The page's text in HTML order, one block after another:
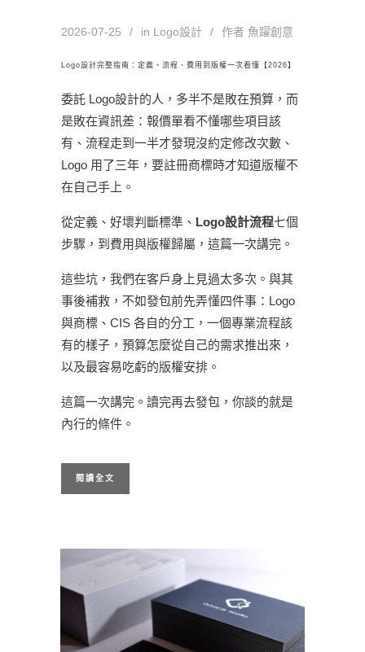
2026-07-25 in Logo設計 作者 魚躍創意
Logo設計完整指南：定義、流程、費用到版權一次看懂【2026】
委託 Logo設計的人，多半不是敗在預算，而
是敗在資訊差：報價單看不懂哪些項目該
有、流程走到一半才發現沒約定修改次數、
Logo 用了三年，要註冊商標時才知道版權不
在自己手上。
從定義、好壞判斷標準、 Logo設計流程七個
步驟，到費用與版權歸屬，這篇一次講完。
這些坑，我們在客戶身上見過太多次。與其
事後補救，不如發包前先弄懂四件事：Logo
與商標、CIS 各自的分工，一個專業流程該
有的樣子，預算怎麼從自己的需求推出來，
以及最容易吃虧的版權安排。
這篇一次講完。讀完再去發包，你談的就是
內行的條件。
閱讀全文